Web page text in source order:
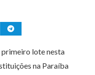
primeiro lote nesta
na Paraíba